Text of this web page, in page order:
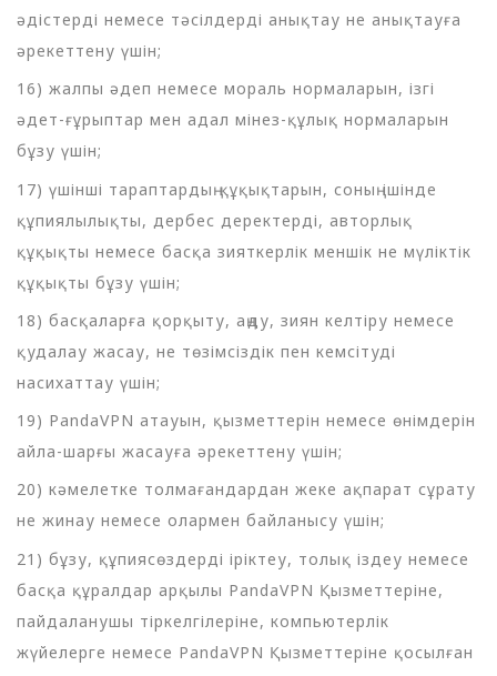
әдістерді немесе тәсілдерді анықтау не анықтауға
әрекеттену үшін;
16) жалпы әдеп немесе мораль нормаларын, ізгі
әдет-ғұрыптар мен адал мінез-құлық нормаларын
бұзу үшін;
17) үшінші тараптардың құқықтарын, соның ішінде
құпиялылықты, дербес деректерді, авторлық
құқықты немесе басқа зияткерлік меншік не мүліктік
құқықты бұзу үшін;
18) басқаларға қорқыту, аңду, зиян келтіру немесе
қудалау жасау, не төзімсіздік пен кемсітуді
насихаттау үшін;
19) PandaVPN атауын, қызметтерін немесе өнімдерін
айла-шарғы жасауға әрекеттену үшін;
20) кәмелетке толмағандардан жеке ақпарат сұрату
не жинау немесе олармен байланысу үшін;
21) бұзу, құпиясөздерді іріктеу, толық іздеу немесе
басқа құралдар арқылы PandaVPN Қызметтеріне,
пайдаланушы тіркелгілеріне, компьютерлік
жүйелерге немесе PandaVPN Қызметтеріне қосылған